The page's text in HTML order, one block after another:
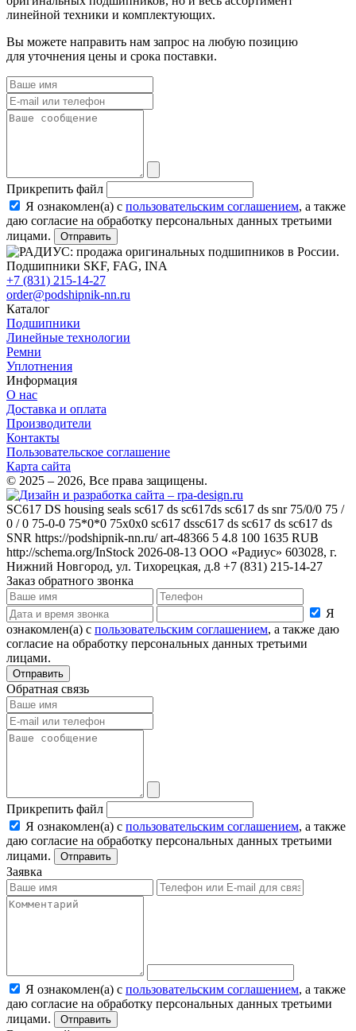
линейной техники и комплектующих.
Вы можете направить нам запрос на любую позицию
для уточнения цены и срока поставки.
Прикрепить файл
Я ознакомлен(а) с пользовательским соглашением, а также
даю согласие на обработку персональных данных третьими
лицами.
Отправить
+7 (831) 215-14-27
order@podshipnik-nn.ru
Каталог
Подшипники
Линейные технологии
Ремни
Уплотнения
Информация
О нас
Доставка и оплата
Производители
Контакты
Пользовательское соглашение
Карта сайта
© 2025 – 2026, Все права защищены.
SC617 DS housing seals sc617 ds sc617ds sc617 ds snr 75/0/0 75 /
0 / 0 75-0-0 75*0*0 75x0x0 sc617 dssc617 ds sc617 ds sc617 ds
SNR https://podshipnik-nn.ru/ art-48366 5 4.8 100 1635 RUB
http://schema.org/InStock 2026-08-13 ООО «Радиус» 603028, г.
Нижний Новгород, ул. Тихорецкая, д.8 +7 (831) 215-14-27
Заказ обратного звонка
Я
ознакомлен(а) с пользовательским соглашением, а также даю
согласие на обработку персональных данных третьими
лицами.
Отправить
Обратная связь
Прикрепить файл
Я ознакомлен(а) с пользовательским соглашением, а также
даю согласие на обработку персональных данных третьими
лицами.
Отправить
Заявка
Я ознакомлен(а) с пользовательским соглашением, а также
даю согласие на обработку персональных данных третьими
лицами.
Отправить